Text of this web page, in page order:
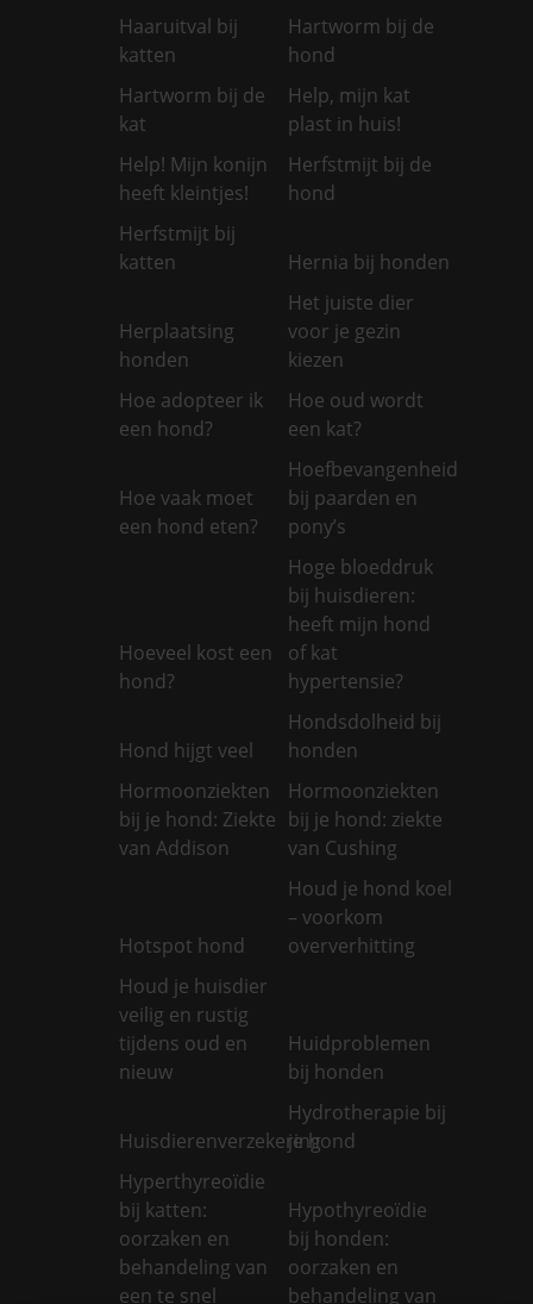
Haaruitval bij
katten
Hartworm bij de
hond
Hartworm bij de
kat
Help, mijn kat
plast in huis!
Help! Mijn konijn
heeft kleintjes!
Herfstmijt bij de
hond
Herfstmijt bij
katten
Hernia bij honden
Herplaatsing
honden
Het juiste dier
voor je gezin
kiezen
Hoe adopteer ik
een hond?
Hoe oud wordt
een kat?
Hoe vaak moet
een hond eten?
Hoefbevangenheid
bij paarden en
pony’s
Hoeveel kost een
hond?
Hoge bloeddruk
bij huisdieren:
heeft mijn hond
of kat
hypertensie?
Hond hijgt veel
Hondsdolheid bij
honden
Hormoonziekten
bij je hond: Ziekte
van Addison
Hormoonziekten
bij je hond: ziekte
van Cushing
Hotspot hond
Houd je hond koel
– voorkom
oververhitting
Houd je huisdier
veilig en rustig
tijdens oud en
nieuw
Huidproblemen
bij honden
Huisdierenverzekering
Hydrotherapie bij
je hond
Hyperthyreoïdie
bij katten:
oorzaken en
behandeling van
een te snel
Hypothyreoïdie
bij honden:
oorzaken en
behandeling van